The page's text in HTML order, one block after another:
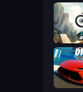
Xtreme
DriveOff